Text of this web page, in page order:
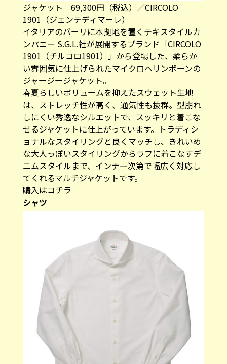
ジャケット 69,300円（税込）／CIRCOLO
1901（ジェンテディマーレ）
イタリアのバーリに本拠地を置くテキスタイルカ
ンパニー S.G.L.社が展開するブランド「CIRCOLO
1901（チルコロ1901）」から登場した、柔らか
い雰囲気に仕上げられたマイクロヘリンボーンの
ジャージージャケット。
春夏らしいボリュームを抑えたスウェット生地
は、ストレッチ性が高く、通気性も抜群。型崩れ
しにくい秀逸なシルエットで、スッキリと着こな
せるジャケットに仕上がっています。トラディシ
ョナルなスタイリングと良くマッチし、きれいめ
な大人っぽいスタイリングからラフに着こなすデ
ニムスタイルまで、インナー次第で幅広く対応し
てくれるマルチジャケットです。
購入はコチラ
シャツ